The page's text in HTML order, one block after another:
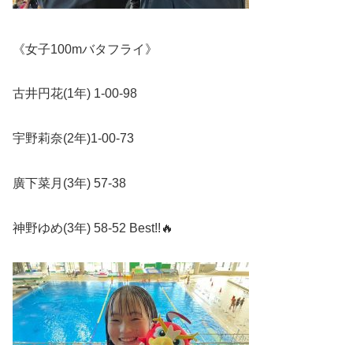
《女子100mバタフライ》
古井円花(1年) 1-00-98
宇野莉奈(2年)1-00-73
廣下菜月 (3年) 57-38
神野ゆめ(3年) 58-52 Best!! 🔥